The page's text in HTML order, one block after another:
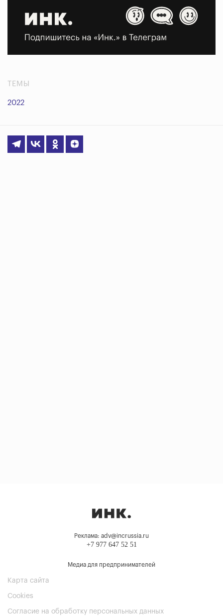
ТЕМЫ
2022
Реклама: adv@incrussia.ru
+7 977 647 52 51
Медиа для предпринимателей
Карта сайта
Cookies
Согласие на обработку персональных данных